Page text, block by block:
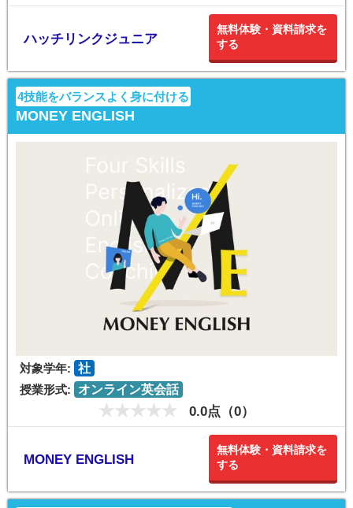
ハッチリンクジュニア
無料体験・資料請求を
する
4技能をバランスよく身に付ける
MONEY ENGLISH
対象学年: 社
授業形式:
オンライン英会話
0.0点（0）
MONEY ENGLISH
無料体験・資料請求を
する